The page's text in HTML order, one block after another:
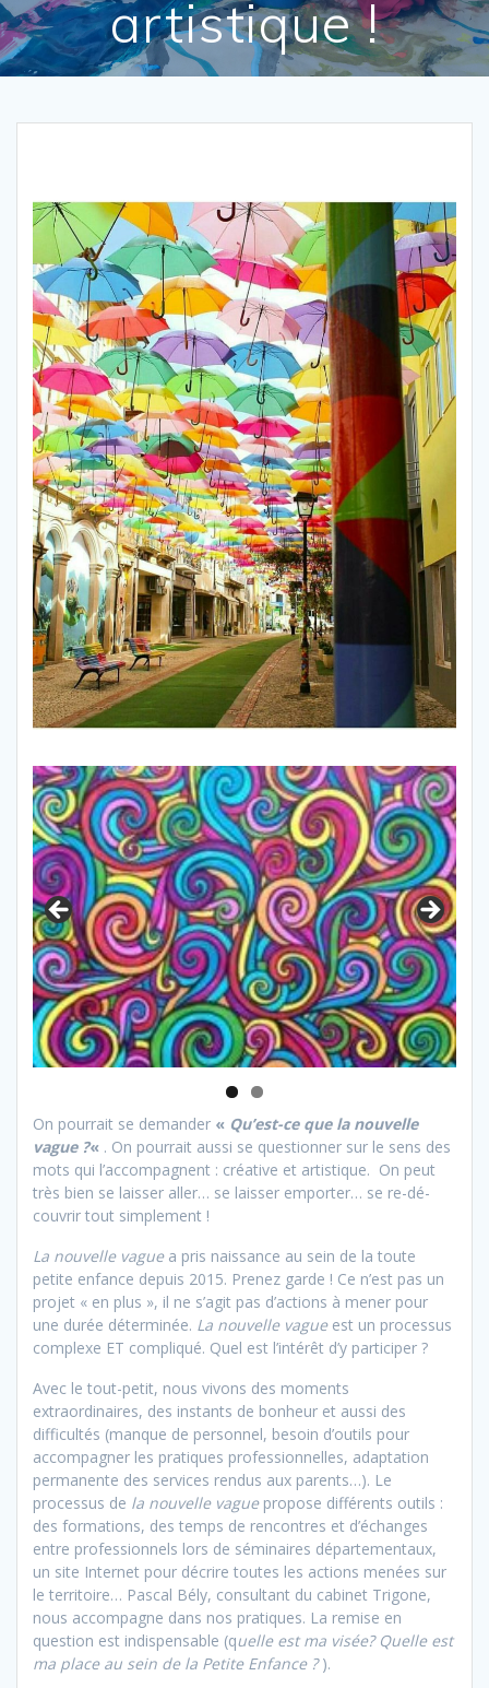
artistique !
On pourrait se demander « Qu’est-ce que la nouvelle
vague ?« . On pourrait aussi se questionner sur le sens des
mots qui l’accompagnent : créative et artistique. On peut
très bien se laisser aller… se laisser emporter… se re-dé-
couvrir tout simplement !
La nouvelle vaguea pris naissance au sein de la toute
petite enfance depuis 2015. Prenez garde ! Ce n’est pas un
projet « en plus », il ne s’agit pas d’actions à mener pour
une durée déterminée. La nouvelle vagueest un processus
complexe ET compliqué. Quel est l’intérêt d’y participer ?
Avec le tout-petit, nous vivons des moments
extraordinaires, des instants de bonheur et aussi des
difficultés (manque de personnel, besoin d’outils pour
accompagner les pratiques professionnelles, adaptation
permanente des services rendus aux parents…). Le
processus de la nouvelle vaguepropose différents outils :
des formations, des temps de rencontres et d’échanges
entre professionnels lors de séminaires départementaux,
un site Internet pour décrire toutes les actions menées sur
le territoire… Pascal Bély, consultant du cabinet Trigone,
nous accompagne dans nos pratiques. La remise en
question est indispensable (quelle est ma visée? Quelle est
ma place au sein de la Petite Enfance ?).